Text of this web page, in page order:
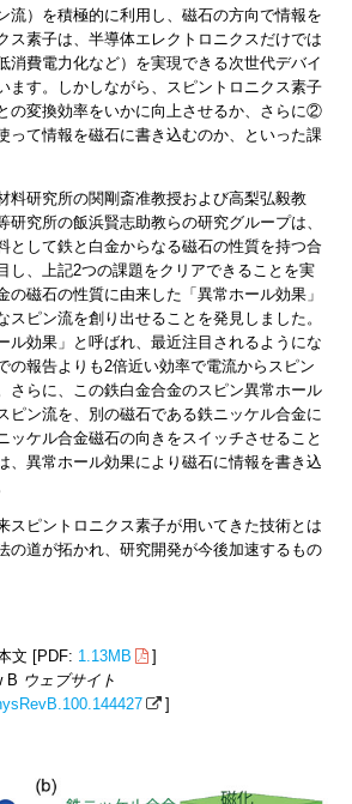
）を積極的に利用し、磁石の方向で情報を
ス素子は、半導体エレクトロニクスだけでは
消費電力化など）を実現できる次世代デバイ
ます。しかしながら、スピントロニクス素子
の変換効率をいかに向上させるか、さらに②
って情報を磁石に書き込むのか、といった課
料研究所の関剛斎准教授および高梨弘毅教
研究所の飯浜賢志助教らの研究グループは、
として鉄と白金からなる磁石の性質を持つ合
し、上記2つの課題をクリアできることを実
の磁石の性質に由来した「異常ホール効果」
スピン流を創り出せることを発見しました。
ル効果」と呼ばれ、最近注目されるようにな
の報告よりも2倍近い効率で電流からスピン
さらに、この鉄白金合金のスピン異常ホール
ピン流を、別の磁石である鉄ニッケル合金に
ッケル合金磁石の向きをスイッチさせること
、異常ホール効果により磁石に情報を書き込
ピントロニクス素子が用いてきた技術とは
の道が拓かれ、研究開発が今後加速するもの
文 [PDF: 1.13MB
]
B ウェブサイト
]